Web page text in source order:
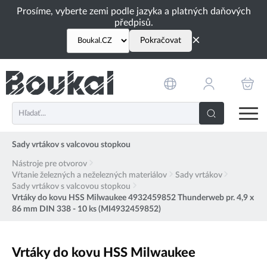
Prosíme, vyberte zemi podle jazyka a platných daňových
předpisů.
Pokračovat ×
Sady vrtákov s valcovou stopkou
Nástroje pre otvorov
Vŕtanie železných a neželezných materiálov
Sady vrtákov
Sady vrtákov s valcovou stopkou
Vrtáky do kovu HSS Milwaukee 4932459852 Thunderweb pr. 4,9 x
86 mm DIN 338 - 10 ks (MI4932459852)
Vrtáky do kovu HSS Milwaukee